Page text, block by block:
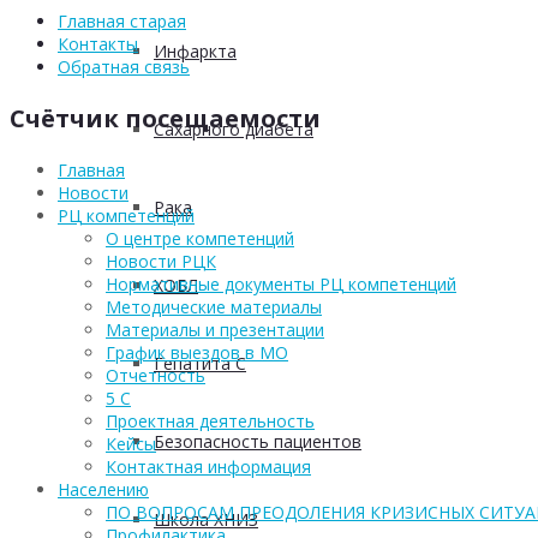
Инфаркта
Сахарного диабета
Рака
ХОБЛ
Гепатита С
Безопасность пациентов
Школа ХНИЗ
Главная старая
Контакты
Обратная связь
Счётчик посещаемости
Главная
Новости
РЦ компетенций
О центре компетенций
Новости РЦК
Нормативные документы РЦ компетенций
Методические материалы
Материалы и презентации
График выездов в МО
Отчетность
5 С
Проектная деятельность
Кейсы
Контактная информация
Населению
ПО ВОПРОСАМ ПРЕОДОЛЕНИЯ КРИЗИСНЫХ